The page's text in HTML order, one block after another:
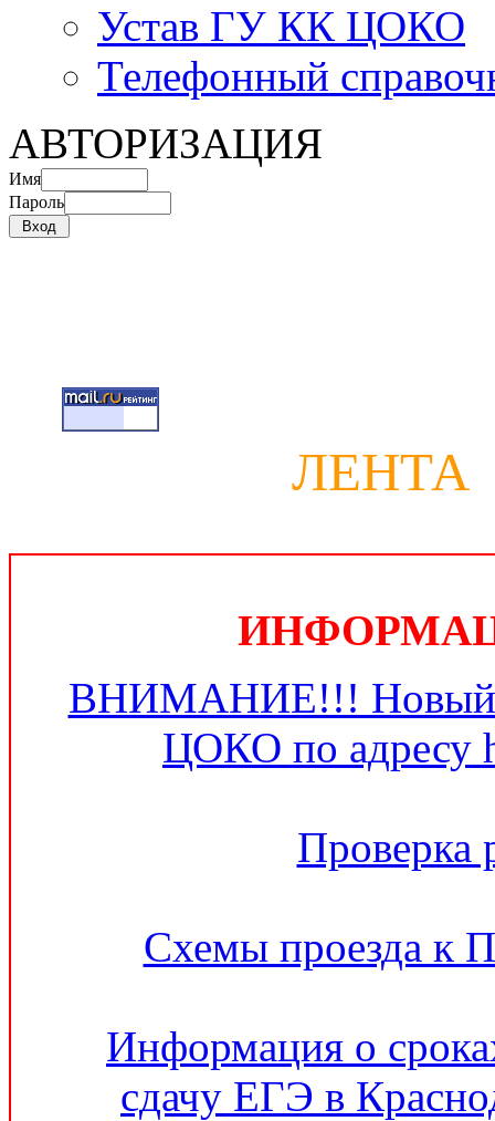
Устав ГУ КК ЦОКО
Телефонный
АВТОРИЗАЦИЯ
Имя
Пароль
ЛЕНТА
ВНИМАНИЕ!!! Новый
ЦОКО по адресу
Проверка
Схемы проезда к
Информация о
сдачу ЕГЭ в